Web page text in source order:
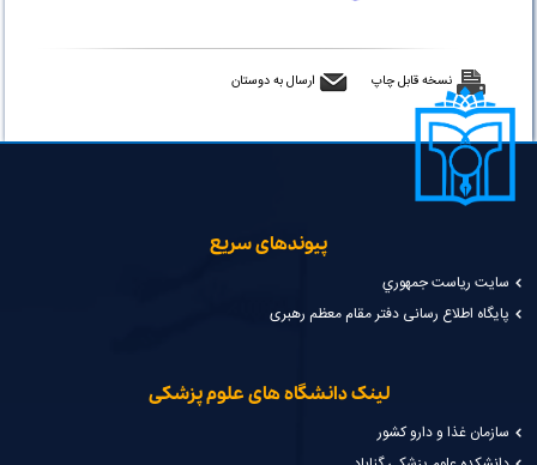
نسخه قابل چاپ ارسال به دوستان
پیوندهای سریع
سايت رياست جمهوري
پایگاه اطلاع رسانی دفتر مقام معظم رهبری
لینک دانشگاه های علوم پزشکی
سازمان غذا و دارو کشور